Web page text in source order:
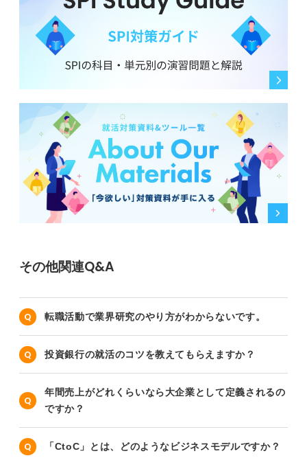
その他関連Q&A
転職活動で業界研究のやり方がわからないです。
投資銀行の就活のコツを教えてもらえますか？
年間売上がどれくらいなら大企業として定義されるの
ですか？
「CtoC」とは、どのようなビジネスモデルですか？